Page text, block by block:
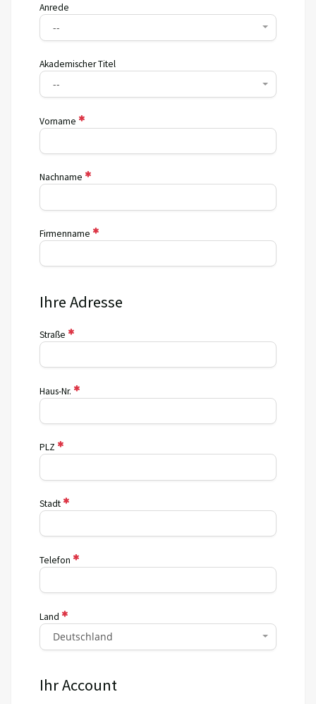
Anrede
--
Akademischer Titel
--
Vorname
Nachname
Firmenname
Ihre Adresse
Straße
Haus-Nr.
PLZ
Stadt
Telefon
Land
Deutschland
Ihr Account